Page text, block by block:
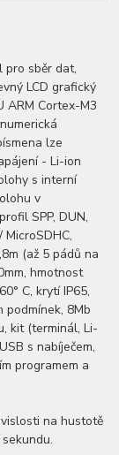
pro sběr dat,
LCD grafický
ARM Cortex-M3
lze
- Li-ion
s interní
v
SPP, DUN,
(až 5 pádů na
hmotnost
C, krytí IP65,
podmínek, 8Mb
kit (terminál, Li-
s nabíječem,
programem a
na hustotě